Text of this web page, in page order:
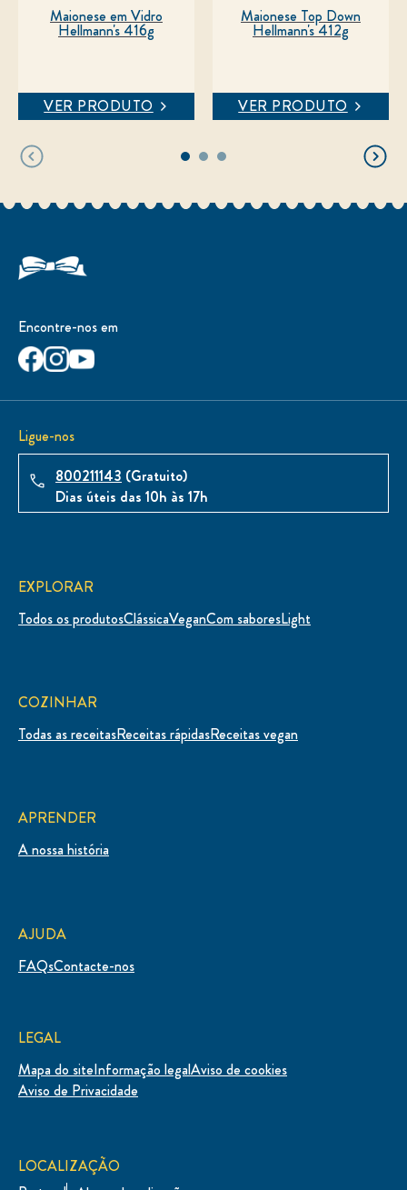
Maionese em Vidro
Hellmann's 416g
VER PRODUTO
Maionese Top Down
Hellmann's 412g
VER PRODUTO
Encontre-nos em
Ligue-nos
800211143 (Gratuito)
Dias úteis das 10h às 17h
EXPLORAR
Todos os produtosClássicaVeganCom saboresLight
COZINHAR
Todas as receitasReceitas rápidasReceitas vegan
APRENDER
A nossa história
AJUDA
FAQsContacte-nos
LEGAL
Mapa do siteInformação legalAviso de cookies
Aviso de Privacidade
LOCALIZAÇÃO